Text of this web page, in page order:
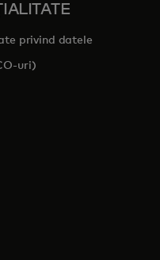
privind datele
uri)
tab
tab
in a new tab
a new tab